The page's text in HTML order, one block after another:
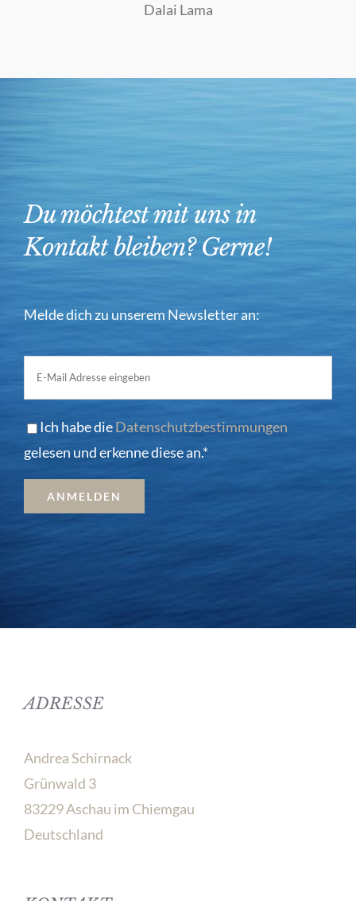
Dalai Lama
Du möchtest mit uns in
Kontakt bleiben? Gerne!
Melde dich zu unserem Newsletter an:
Ich habe dieDatenschutzbestimmungen
gelesen und erkenne diese an.*
ADRESSE
Andrea Schirnack
Grünwald 3
83229 Aschau im Chiemgau
Deutschland